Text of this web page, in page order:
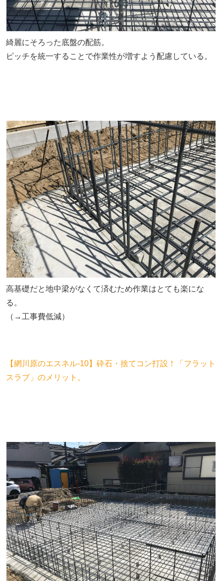
綺麗にそろった底盤の配筋。
ピッチを統一することで作業性が増すよう配慮している。
高基礎だと地中梁がなくて済むため作業はとても楽にな
る。
（→工事費低減）
【網川原のエスネル‐10】砕石・捨てコン打設！「フラット
スラブ」のメリット。